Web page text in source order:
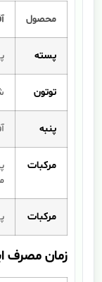
محصول
پسته
توتون
پنبه
مرکبات
مرکبات
زمان مصرف